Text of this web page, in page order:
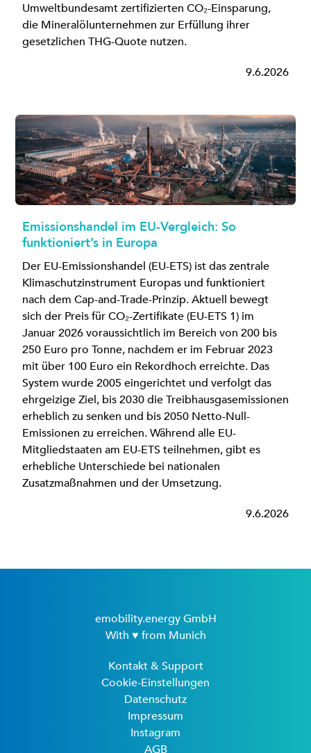
Umweltbundesamt zertifizierten CO₂-Einsparung,
die Mineralölunternehmen zur Erfüllung ihrer
gesetzlichen THG-Quote nutzen.
9.6.2026
Emissionshandel im EU-Vergleich: So
funktioniert’s in Europa
Der EU-Emissionshandel (EU-ETS) ist das zentrale
Klimaschutzinstrument Europas und funktioniert
nach dem Cap-and-Trade-Prinzip. Aktuell bewegt
sich der Preis für CO₂-Zertifikate (EU-ETS 1) im
Januar 2026 voraussichtlich im Bereich von 200 bis
250 Euro pro Tonne, nachdem er im Februar 2023
mit über 100 Euro ein Rekordhoch erreichte. Das
System wurde 2005 eingerichtet und verfolgt das
ehrgeizige Ziel, bis 2030 die Treibhausgasemissionen
erheblich zu senken und bis 2050 Netto-Null-
Emissionen zu erreichen. Während alle EU-
Mitgliedstaaten am EU-ETS teilnehmen, gibt es
erhebliche Unterschiede bei nationalen
Zusatzmaßnahmen und der Umsetzung.
9.6.2026
emobility.energy GmbH
With ♥ from Munich
Kontakt & Support
Cookie-Einstellungen
Datenschutz
Impressum
Instagram
AGB